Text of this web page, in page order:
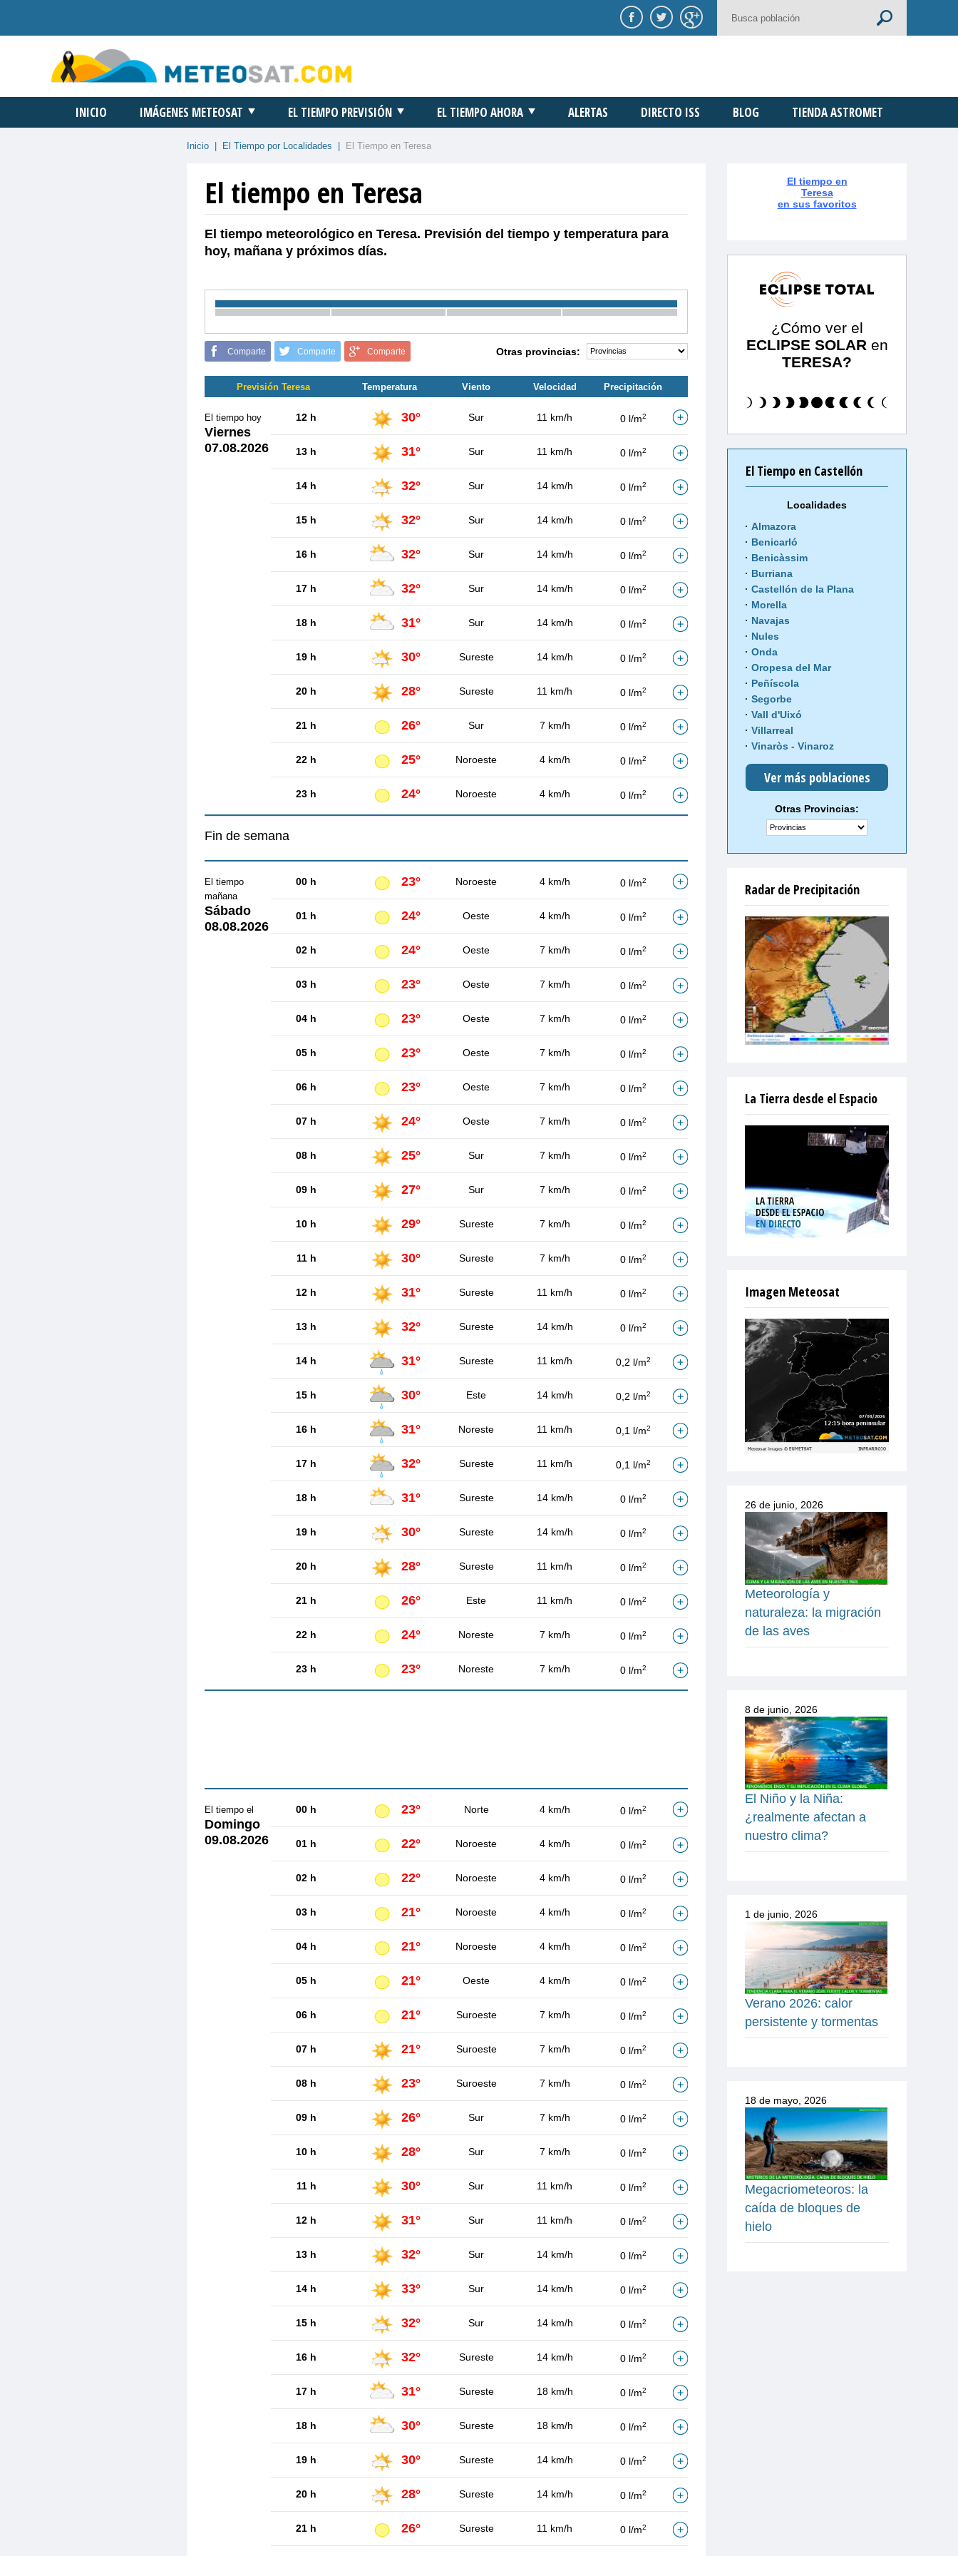
INICIO IMÁGENES METEOSAT EL TIEMPO PREVISIÓN EL TIEMPO AHORA ALERTAS DIRECTO ISS BLOG TIENDA ASTROMET
Inicio El Tiempo por Localidades El Tiempo en Teresa
El tiempo en Teresa
El tiempo meteorológico en Teresa. Previsión del tiempo y temperatura para
hoy, mañana y próximos días.
Comparte Comparte Comparte Otras provincias:
Previsión Teresa Temperatura Viento Velocidad Precipitación
El tiempo hoy
Viernes
07.08.2026
12 h 30° Sur 11 km/h 0 l/m2
13 h 31° Sur 11 km/h 0 l/m2
14 h 32° Sur 14 km/h 0 l/m2
15 h 32° Sur 14 km/h 0 l/m2
16 h 32° Sur 14 km/h 0 l/m2
17 h 32° Sur 14 km/h 0 l/m2
18 h 31° Sur 14 km/h 0 l/m2
19 h 30° Sureste 14 km/h 0 l/m2
20 h 28° Sureste 11 km/h 0 l/m2
21 h 26° Sur 7 km/h 0 l/m2
22 h 25° Noroeste 4 km/h 0 l/m2
23 h 24° Noroeste 4 km/h 0 l/m2
Fin de semana
El tiempo
mañana
Sábado
08.08.2026
00 h 23° Noroeste 4 km/h 0 l/m2
01 h 24° Oeste 4 km/h 0 l/m2
02 h 24° Oeste 7 km/h 0 l/m2
03 h 23° Oeste 7 km/h 0 l/m2
04 h 23° Oeste 7 km/h 0 l/m2
05 h 23° Oeste 7 km/h 0 l/m2
06 h 23° Oeste 7 km/h 0 l/m2
07 h 24° Oeste 7 km/h 0 l/m2
08 h 25° Sur 7 km/h 0 l/m2
09 h 27° Sur 7 km/h 0 l/m2
10 h 29° Sureste 7 km/h 0 l/m2
11 h 30° Sureste 7 km/h 0 l/m2
12 h 31° Sureste 11 km/h 0 l/m2
13 h 32° Sureste 14 km/h 0 l/m2
14 h 31° Sureste 11 km/h 0,2 l/m2
15 h 30° Este 14 km/h 0,2 l/m2
16 h 31° Noreste 11 km/h 0,1 l/m2
17 h 32° Sureste 11 km/h 0,1 l/m2
18 h 31° Sureste 14 km/h 0 l/m2
19 h 30° Sureste 14 km/h 0 l/m2
20 h 28° Sureste 11 km/h 0 l/m2
21 h 26° Este 11 km/h 0 l/m2
22 h 24° Noreste 7 km/h 0 l/m2
23 h 23° Noreste 7 km/h 0 l/m2
El tiempo el
Domingo
09.08.2026
00 h 23° Norte 4 km/h 0 l/m2
01 h 22° Noroeste 4 km/h 0 l/m2
02 h 22° Noroeste 4 km/h 0 l/m2
03 h 21° Noroeste 4 km/h 0 l/m2
04 h 21° Noroeste 4 km/h 0 l/m2
05 h 21° Oeste 4 km/h 0 l/m2
06 h 21° Suroeste 7 km/h 0 l/m2
07 h 21° Suroeste 7 km/h 0 l/m2
08 h 23° Suroeste 7 km/h 0 l/m2
09 h 26° Sur 7 km/h 0 l/m2
10 h 28° Sur 7 km/h 0 l/m2
11 h 30° Sur 11 km/h 0 l/m2
12 h 31° Sur 11 km/h 0 l/m2
13 h 32° Sur 14 km/h 0 l/m2
14 h 33° Sur 14 km/h 0 l/m2
15 h 32° Sur 14 km/h 0 l/m2
16 h 32° Sureste 14 km/h 0 l/m2
17 h 31° Sureste 18 km/h 0 l/m2
18 h 30° Sureste 18 km/h 0 l/m2
19 h 30° Sureste 14 km/h 0 l/m2
20 h 28° Sureste 14 km/h 0 l/m2
21 h 26° Sureste 11 km/h 0 l/m2
El tiempo en
Teresa
en sus favoritos
¿Cómo ver el
ECLIPSE SOLAR en
TERESA?
El Tiempo en Castellón
Localidades
Almazora
Benicarló
Benicàssim
Burriana
Castellón de la Plana
Morella
Navajas
Nules
Onda
Oropesa del Mar
Peñíscola
Segorbe
Vall d'Uixó
Villarreal
Vinaròs - Vinaroz
Ver más poblaciones
Otras Provincias:
Radar de Precipitación
La Tierra desde el Espacio
Imagen Meteosat
26 de junio, 2026
Meteorología y
naturaleza: la migración
de las aves
8 de junio, 2026
El Niño y la Niña:
¿realmente afectan a
nuestro clima?
1 de junio, 2026
Verano 2026: calor
persistente y tormentas
18 de mayo, 2026
Megacriometeoros: la
caída de bloques de
hielo